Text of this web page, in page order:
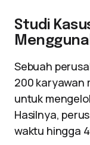
Studi
Sebuah
200 karyawan
untuk
Hasilnya,
waktu hingga